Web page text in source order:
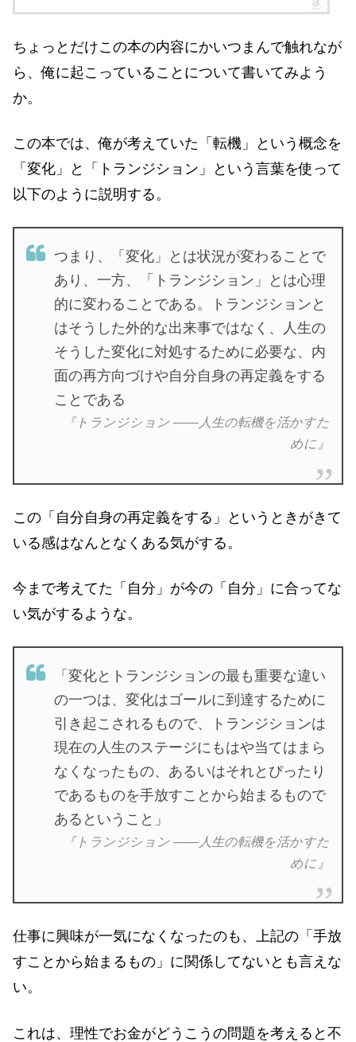
ちょっとだけこの本の内容にかいつまんで触れなが
ら、俺に起こっていることについて書いてみよう
か。
この本では、俺が考えていた「転機」という概念を
「変化」と「トランジション」という言葉を使って
以下のように説明する。
つまり、「変化」とは状況が変わることで
あり、一方、「トランジション」とは心理
的に変わることである。トランジションと
はそうした外的な出来事ではなく、人生の
そうした変化に対処するために必要な、内
面の再方向づけや自分自身の再定義をする
ことである
『トランジション ――人生の転機を活かすた
めに』
この「自分自身の再定義をする」というときがきて
いる感はなんとなくある気がする。
今まで考えてた「自分」が今の「自分」に合ってな
い気がするような。
「変化とトランジションの最も重要な違い
の一つは、変化はゴールに到達するために
引き起こされるもので、トランジションは
現在の人生のステージにもはや当てはまら
なくなったもの、あるいはそれとぴったり
であるものを手放すことから始まるもので
あるということ」
『トランジション ――人生の転機を活かすた
めに』
仕事に興味が一気になくなったのも、上記の「手放
すことから始まるもの」に関係してないとも言えな
い。
これは、理性でお金がどうこうの問題を考えると不